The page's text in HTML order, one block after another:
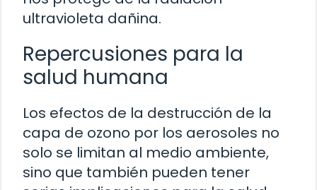
ultravioleta dañina.
Repercusiones para la
salud humana
Los efectos de la destrucción de la
capa de ozono por los aerosoles no
solo se limitan al medio ambiente,
sino que también pueden tener